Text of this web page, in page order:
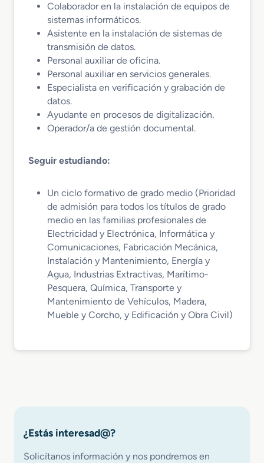
Colaborador en la instalación de equipos de
sistemas informáticos.
Asistente en la instalación de sistemas de
transmisión de datos.
Personal auxiliar de oficina.
Personal auxiliar en servicios generales.
Especialista en verificación y grabación de
datos.
Ayudante en procesos de digitalización.
Operador/a de gestión documental.
Seguir estudiando:
Un ciclo formativo de grado medio (Prioridad
de admisión para todos los títulos de grado
medio en las familias profesionales de
Electricidad y Electrónica, Informática y
Comunicaciones, Fabricación Mecánica,
Instalación y Mantenimiento, Energía y
Agua, Industrias Extractivas, Marítimo-
Pesquera, Química, Transporte y
Mantenimiento de Vehículos, Madera,
Mueble y Corcho, y Edificación y Obra Civil)
¿Estás interesad@?
Solicítanos información y nos pondremos en